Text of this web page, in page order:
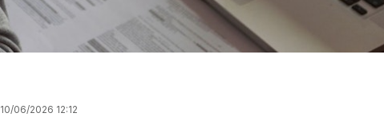
10/06/2026 12:12